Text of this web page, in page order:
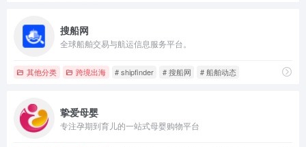
搜船网
全球船舶交易与航运信息服务平台。
其他分类 跨境出海 # shipfinder # 搜船网 # 船舶动态
挚爱母婴
专注孕期到育儿的一站式母婴购物平台